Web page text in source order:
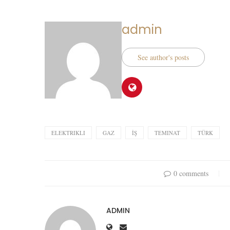
admin
See author's posts
ELEKTRIKLI GAZ İŞ TEMINAT TÜRK
0 comments
ADMIN